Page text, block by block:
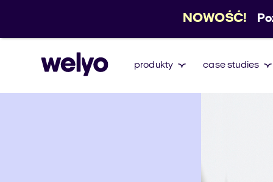
produkty case studies
NOWOŚĆ!